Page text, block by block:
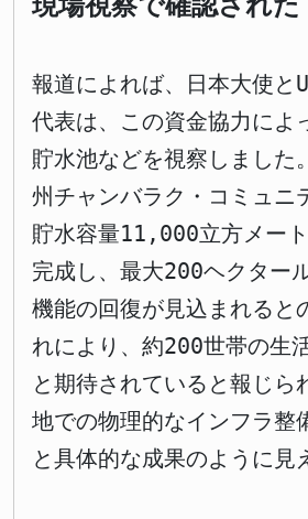
報道によれば、日本大使と
代表は、この資金協力によ
貯水池などを視察しました
州チャンバラク・コミュニ
貯水容量11,000立方メー
完成し、最大200ヘクター
機能の回復が見込まれると
れにより、約200世帯の生
と期待されていると報じら
地での物理的なインフラ整
と具体的な成果のように見